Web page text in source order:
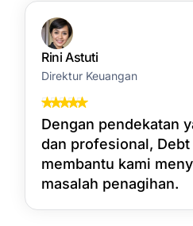
Rini Astuti
Direktur Keuangan
Dengan pendekatan
dan profesional,
membantu kami
masalah penagihan.